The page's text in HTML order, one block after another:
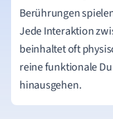
Berührungen
Jede Interaktion
beinhaltet oft
reine funktionale
hinausgehen.